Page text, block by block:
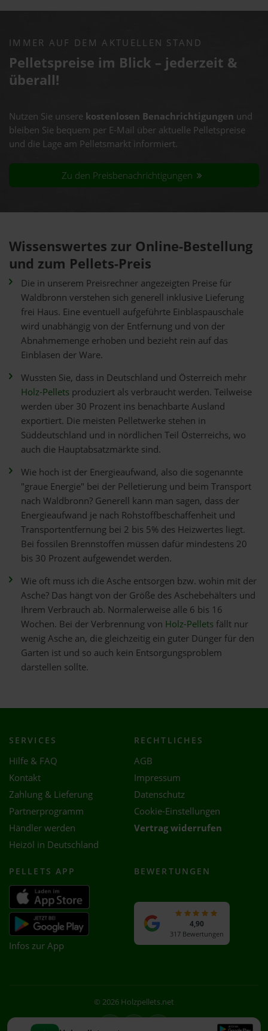
IMMER AUF DEM AKTUELLEN STAND
Pelletspreise im Blick – jederzeit &
überall!
Nutzen Sie unsere kostenlosen Benachrichtigungen und
bleiben Sie bequem per E-Mail über aktuelle Pelletspreise
und die Lage am Pelletsmarkt informiert.
Zu den Preisbenachrichtigungen
Wissenswertes zur Online-Bestellung
und zum Pellets-Preis
Die in unserem Preisrechner angezeigten Preise für
Waldbronn verstehen sich generell inklusive Lieferung
frei Haus. Eine eventuell aufgeführte Einblaspauschale
wird unabhängig von der Entfernung und von der
Abnahmemenge erhoben und bezieht rein auf das
Einblasen der Ware.
Wussten Sie, dass in Deutschland und Österreich mehr
Holz-Pellets produziert als verbraucht werden. Teilweise
werden über 30 Prozent ins benachbarte Ausland
exportiert. Die meisten Pelletwerke stehen in
Süddeutschland und in nördlichen Teil Österreichs, wo
auch die Hauptabsatzmärkte sind.
Wie hoch ist der Energieaufwand, also die sogenannte
"graue Energie" bei der Pelletierung und beim Transport
nach Waldbronn? Generell kann man sagen, dass der
Energieaufwand je nach Rohstoffbeschaffenheit und
Transportentfernung bei 2 bis 5% des Heizwertes liegt.
Bei fossilen Brennstoffen müssen dafür mindestens 20
bis 30 Prozent aufgewendet werden.
Wie oft muss ich die Asche entsorgen bzw. wohin mit der
Asche? Das hängt von der Größe des Aschebehälters und
Ihrem Verbrauch ab. Normalerweise alle 6 bis 16
Wochen. Bei der Verbrennung von Holz-Pelletsfällt nur
wenig Asche an, die gleichzeitig ein guter Dünger für den
Garten ist und so auch kein Entsorgungsproblem
darstellen sollte.
SERVICES
Hilfe & FAQ
Kontakt
Zahlung & Lieferung
Partnerprogramm
Händler werden
Heizöl in Deutschland
RECHTLICHES
AGB
Impressum
Datenschutz
Cookie-Einstellungen
Vertrag widerrufen
PELLETS APP
Infos zur App
BEWERTUNGEN
4,90
317 Bewertungen
© 2026 Holzpellets.net